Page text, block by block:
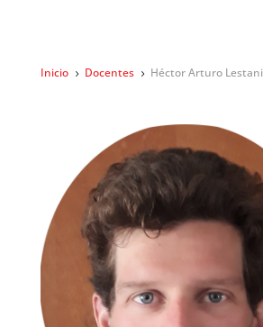
Inicio 5 Docentes 5 Héctor Arturo Lestani